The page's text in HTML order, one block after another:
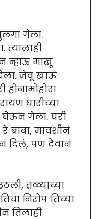
गेला.
त्यालाही
न्हाऊ माखू
जेवूं खाऊ
होनामोहोरा
घारीच्या
घेऊन गेला. घरी
बाबा, मावशीनं
दिलं, पण दैवानं
तळ्याच्या
निरोप तिच्या
तिलाही